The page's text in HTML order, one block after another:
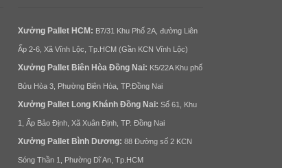
XưởngPalletHCM: B7/31 Khu Phố 2A, đường Liên
Ấp 2-6, Xã Vĩnh Lộc, Tp.HCM (Gần KCN Vĩnh Lộc)
XưởngPallet Biên HòaĐồng Nai: K5/22A Khu phố
Bửu Hòa 3, Phường Biên Hòa, TP.Đồng Nai
XưởngPallet Long Khánh Đồng Nai: Số 61, Khu
1, Ấp Bảo Định, Xã Xuân Định, TP. Đồng Nai
XưởngPalletBình Dương:88 Đường số 2 KCN
Sóng Thần 1, Phường Dĩ An, Tp.HCM